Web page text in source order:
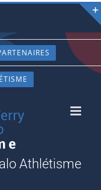
Athlétisme